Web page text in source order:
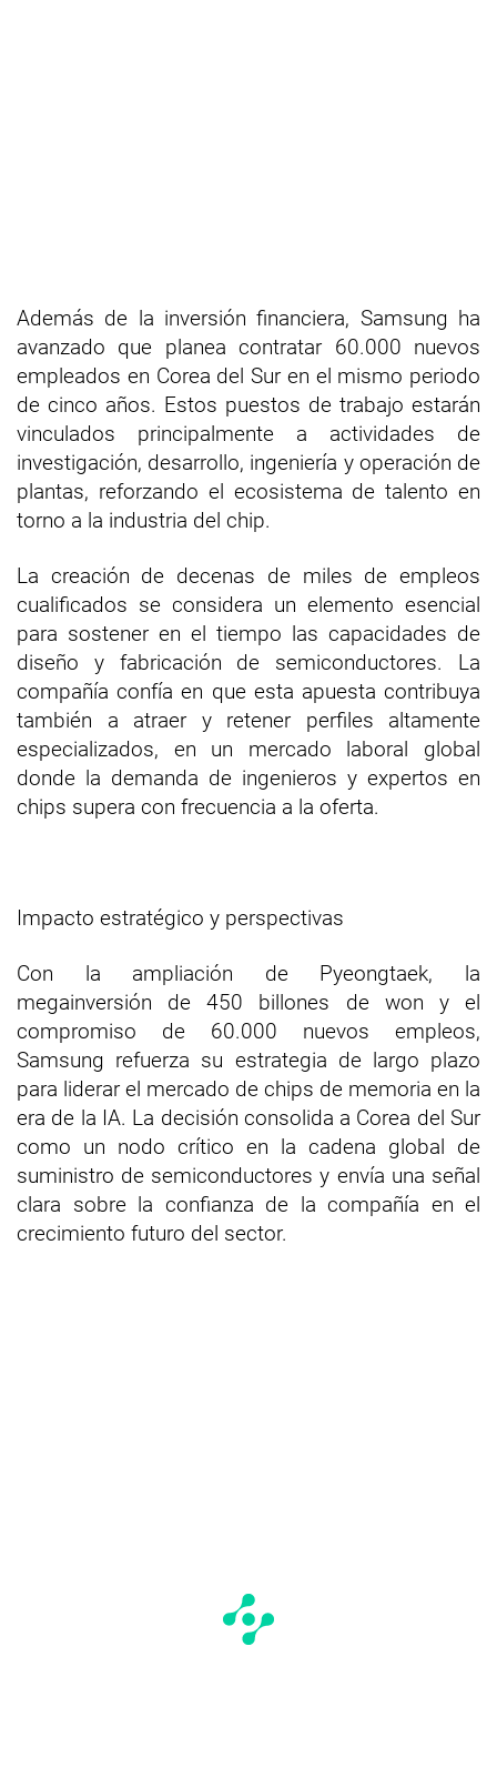
Además de la inversión financiera, Samsung ha
avanzado que planea contratar 60.000 nuevos
empleados en Corea del Sur en el mismo periodo
de cinco años. Estos puestos de trabajo estarán
vinculados principalmente a actividades de
investigación, desarrollo, ingeniería y operación de
plantas, reforzando el ecosistema de talento en
torno a la industria del chip.
La creación de decenas de miles de empleos
cualificados se considera un elemento esencial
para sostener en el tiempo las capacidades de
diseño y fabricación de semiconductores. La
compañía confía en que esta apuesta contribuya
también a atraer y retener perfiles altamente
especializados, en un mercado laboral global
donde la demanda de ingenieros y expertos en
chips supera con frecuencia a la oferta.
Impacto estratégico y perspectivas
Con la ampliación de Pyeongtaek, la
megainversión de 450 billones de won y el
compromiso de 60.000 nuevos empleos,
Samsung refuerza su estrategia de largo plazo
para liderar el mercado de chips de memoria en la
era de la IA. La decisión consolida a Corea del Sur
como un nodo crítico en la cadena global de
suministro de semiconductores y envía una señal
clara sobre la confianza de la compañía en el
crecimiento futuro del sector.